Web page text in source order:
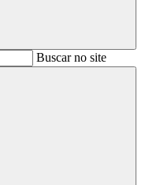
BuscarBuscar no site